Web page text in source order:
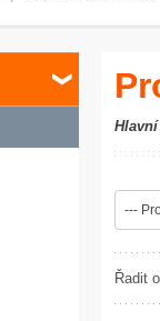
---
Řadit